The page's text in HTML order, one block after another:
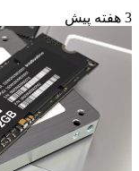
3 هفته پیش